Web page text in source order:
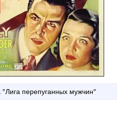
перепуганных мужчин"